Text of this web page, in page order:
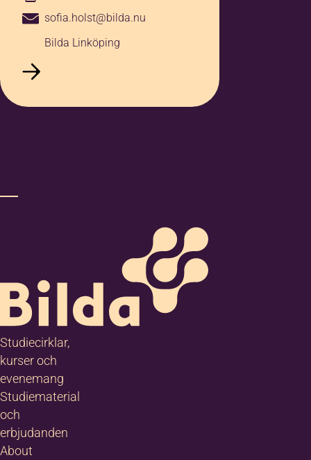
sofia.holst@bilda.nu
Bilda Linköping
Studiecirklar,
kurser och
evenemang
Studiematerial
och
erbjudanden
About